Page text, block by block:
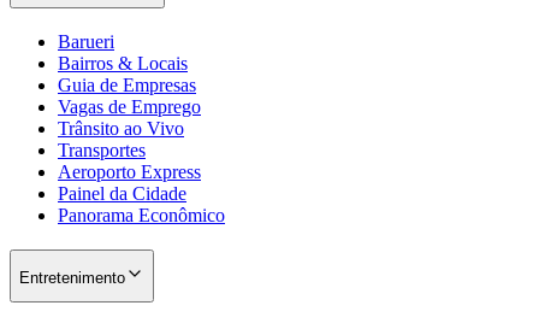
Cruzeiro
Barueri
Bairros & Locais
Guia de Empresas
Vagas de Emprego
Trânsito ao Vivo
Transportes
Aeroporto Express
Painel da Cidade
Panorama Econômico
Entretenimento